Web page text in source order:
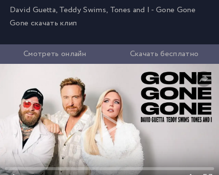
David Guetta, Teddy Swims, Tones and I - Gone Gone
Gone скачать клип
Смотреть онлайн Скачать бесплатно